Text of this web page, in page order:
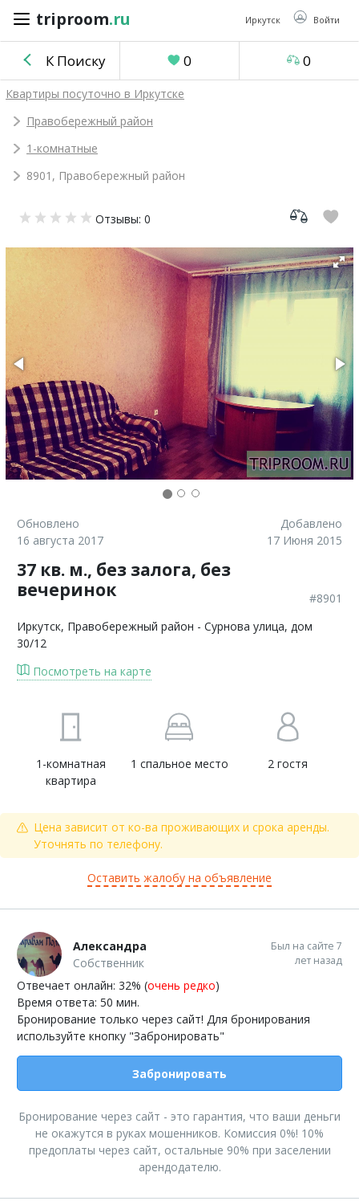
triproom.ru Иркутск Войти
triproom .ru
Российский
Войти / Зарегистрироваться
объявление
К Поиску 0 0
Квартиры посуточно в Иркутске
Правобережный район
1-комнатные
8901, Правобережный район
Отзывы: 0
Обновлено
16 августа 2017
Добавлено
17 Июня 2015
37 кв. м., без залога, без
вечеринок
#8901
Иркутск, Правобережный район - Сурнова улица, дом
30/12
Посмотреть на карте
1-комнатная
квартира
1 спальное место 2 гостя
Цена зависит от ко-ва проживающих и срока аренды.
Уточнять по телефону.
Оставить жалобу на объявление
Александра
Собственник
Был на сайте 7
лет назад
Отвечает онлайн: 32% (очень редко)
Время ответа: 50 мин.
Бронирование только через сайт! Для бронирования
используйте кнопку "Забронировать"
Забронировать
Бронирование через сайт - это гарантия, что ваши деньги
не окажутся в руках мошенников. Комиссия 0%! 10%
предоплаты через сайт, остальные 90% при заселении
арендодателю.